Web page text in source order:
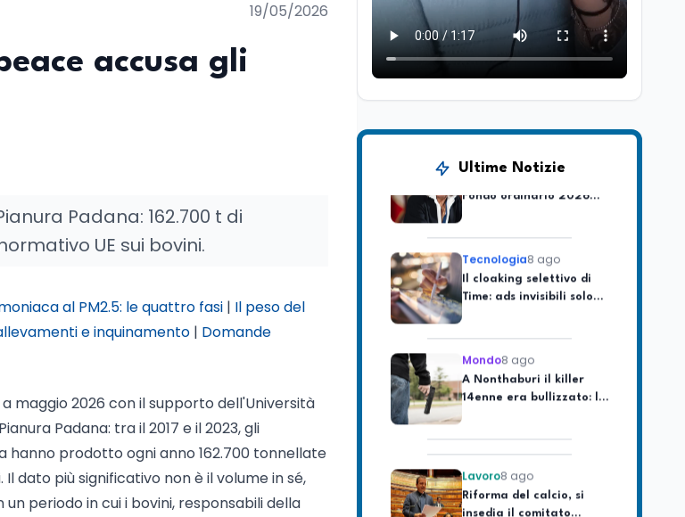
19/05/2026
accusa gli
Padana: 162.700 t di
UE sui bovini.
al PM2.5: le quattro fasi | Il peso del
e inquinamento | Domande
maggio 2026 con il supporto dell'Università
Padana: tra il 2017 e il 2023, gli
hanno prodotto ogni anno 162.700 tonnellate
dato più significativo non è il volume in sé,
periodo in cui i bovini, responsabili della
Ultime Notizie
senatore di Forza Italia,
Mario Occhiuto
Mondo 8 ago
L'8 agosto è la Giornata
Marcinelle nel 1956
Università8 ago
Fondo ordinario 2026
Il cloaking selettivo di
Time: ads invisibili solo
per i chatbot AI
A Nonthaburi il killer
14enne era bullizzato: la
CZ-75 era del nonno
Riforma del calcio, si
insedia il comitato
ristretto al Senato. La